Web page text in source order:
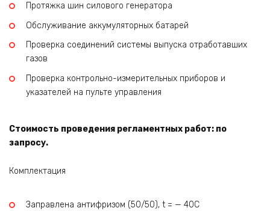
Протяжка шин силового генератора
Обслуживание аккумуляторных батарей
Проверка соединений системы выпуска отработавших
газов
Проверка контрольно-измерительных приборов и
указателей на пульте управления
Стоимость проведения регламентных работ: по
запросу.
Комплектация
Заправлена антифризом (50/50), t = — 40C